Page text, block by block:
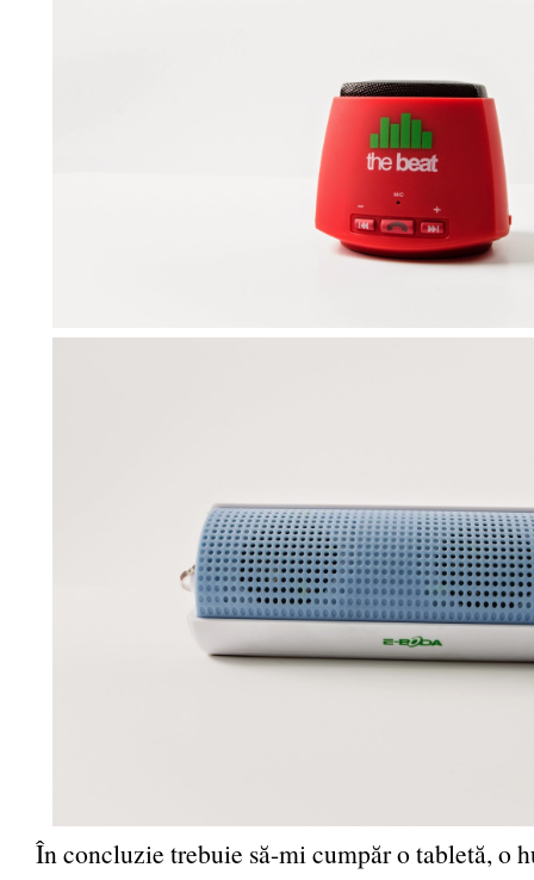
În concluzie trebuie să-mi cumpăr o tabletă, o